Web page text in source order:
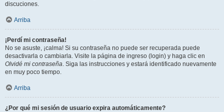
discuciones.
Arriba
¡Perdí mi contraseña!
No se asuste, ¡calma! Si su contraseña no puede ser recuperada puede
desactivarla o cambiarla. Visite la página de ingreso (login) y haga clic en
Olvidé mi contraseña. Siga las instrucciones y estará identificado nuevamente
en muy poco tiempo.
Arriba
¿Por qué mi sesión de usuario expira automáticamente?